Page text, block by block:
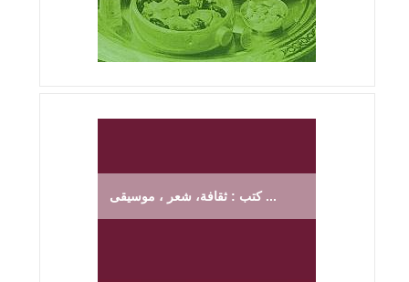
كتب : ثقافة، شعر ، موسيقى ...